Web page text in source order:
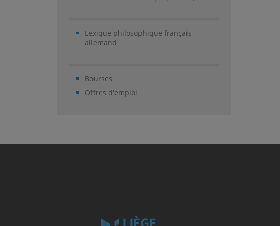
Lexique philosophique français-
allemand
Bourses
Offres d'emploi